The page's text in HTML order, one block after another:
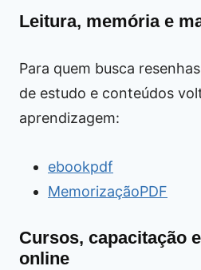
Leitura, memória e
Para quem busca
de estudo e conteúdos
aprendizagem:
ebookpdf
MemorizaçãoPDF
Cursos, capacitação
online